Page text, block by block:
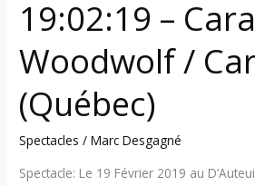
19:02:19 –
Woodwolf /
(Québec)
Spectacles /Marc Desgagné
Spectacle: Le 19 Février 2019 au